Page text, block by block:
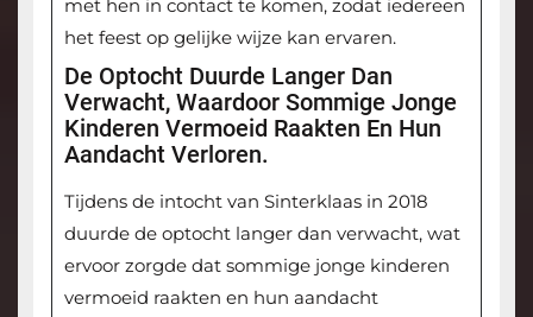
met hen in contact te komen, zodat iedereen
het feest op gelijke wijze kan ervaren.
De Optocht Duurde Langer Dan
Verwacht, Waardoor Sommige Jonge
Kinderen Vermoeid Raakten En Hun
Aandacht Verloren.
Tijdens de intocht van Sinterklaas in 2018
duurde de optocht langer dan verwacht, wat
ervoor zorgde dat sommige jonge kinderen
vermoeid raakten en hun aandacht